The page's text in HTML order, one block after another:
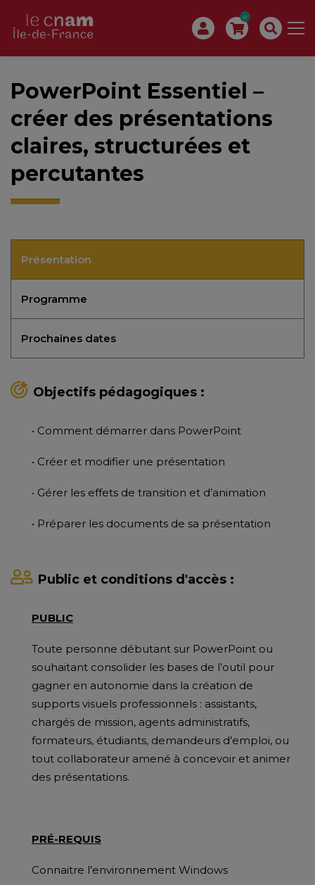
0
PowerPoint Essentiel –
créer des présentations
claires, structurées et
percutantes
Présentation
Programme
Prochaines dates
Objectifs pédagogiques :
• Comment démarrer dans PowerPoint
• Créer et modifier une présentation
• Gérer les effets de transition et d’animation
• Préparer les documents de sa présentation
Public et conditions d'accès :
PUBLIC
Toute personne débutant sur PowerPoint ou
souhaitant consolider les bases de l’outil pour
gagner en autonomie dans la création de
supports visuels professionnels : assistants,
chargés de mission, agents administratifs,
formateurs, étudiants, demandeurs d’emploi, ou
tout collaborateur amené à concevoir et animer
des présentations.
PRÉ-REQUIS
Connaitre l’environnement Windows